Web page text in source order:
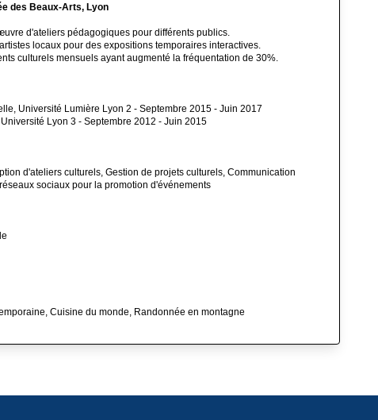
des Beaux-Arts, Lyon
d'ateliers pédagogiques pour différents publics.
locaux pour des expositions temporaires interactives.
culturels mensuels ayant augmenté la fréquentation de 30%.
Université Lumière Lyon 2 - Septembre 2015 - Juin 2017
Lyon 3 - Septembre 2012 - Juin 2015
d'ateliers culturels, Gestion de projets culturels, Communication
sociaux pour la promotion d'événements
Cuisine du monde, Randonnée en montagne